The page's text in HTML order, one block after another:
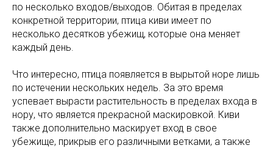
по несколько входов/выходов. Обитая в пределах
конкретной территории, птица киви имеет по
несколько десятков убежищ, которые она меняет
каждый день.
Что интересно, птица появляется в вырытой норе лишь
по истечении нескольких недель. За это время
успевает вырасти растительность в пределах входа в
нору, что является прекрасной маскировкой. Киви
также дополнительно маскирует вход в свое
убежище, прикрыв его различными ветками, а также